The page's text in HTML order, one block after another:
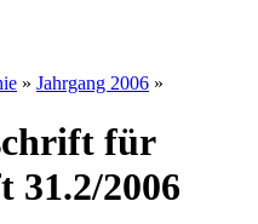
» Jahrgang 2006 »
für
31.2/2006